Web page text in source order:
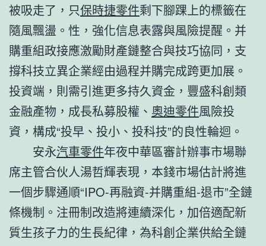
被吸走了，只保時捷零件剩下腳踝上的標籤在
隨風飄盪。性，強化信息表露與風險提醒。并
購重組政接應激勵財產鏈整合與技巧協同，支
撐科技立異企業經由過程并購完成跨更加展。
投資端，則需引進更多持久資金，豐盛科創類
金融產物，成長私募股權、 奧迪零件風險投
資，構成“投早、投小、投科技”的良性輪迴。
安永汽車零件年夜中華區審計辦事市場聯
席主管合伙人湯哲輝表現，本錢市場估計將進
一個步驟通順“IPO-再融資-并購重組-退市”全鏈
條機制。注冊制改造將連續深化，加倍適配新
質生孩子力的生長紀律，為科創企業供給全鏈